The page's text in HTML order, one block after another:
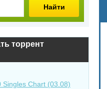
Найти
торрент
Singles Chart (03.08)